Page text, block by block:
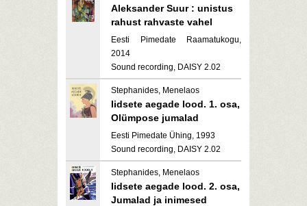
Aleksander Suur : unistus
rahust rahvaste vahel
Eesti Pimedate Raamatukogu,
2014
Sound recording, DAISY 2.02
Stephanides, Menelaos
Iidsete aegade lood. 1. osa,
Olümpose jumalad
Eesti Pimedate Ühing, 1993
Sound recording, DAISY 2.02
Stephanides, Menelaos
Iidsete aegade lood. 2. osa,
Jumalad ja inimesed